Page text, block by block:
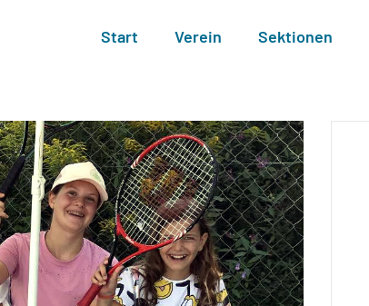
Start Verein Sektionen